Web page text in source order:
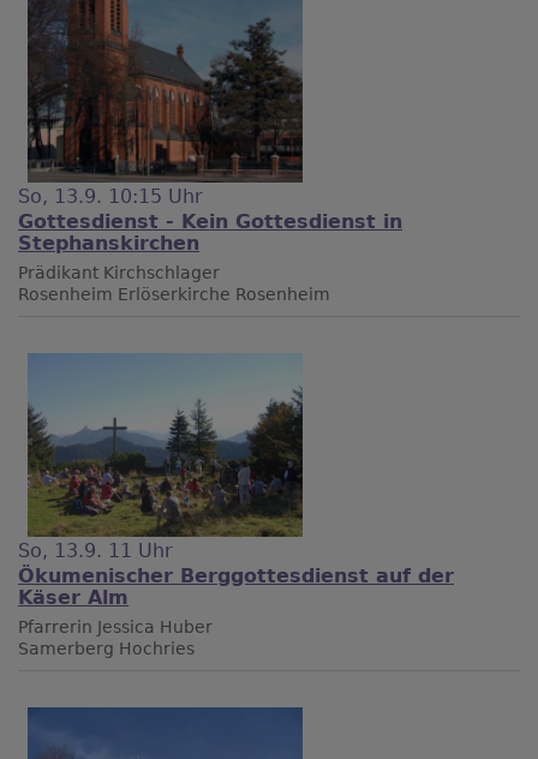
So, 13.9. 10:15 Uhr
Gottesdienst - Kein Gottesdienst in
Stephanskirchen
Prädikant Kirchschlager
Rosenheim Erlöserkirche Rosenheim
So, 13.9. 11 Uhr
Ökumenischer Berggottesdienst auf der
Käser Alm
Pfarrerin Jessica Huber
Samerberg Hochries